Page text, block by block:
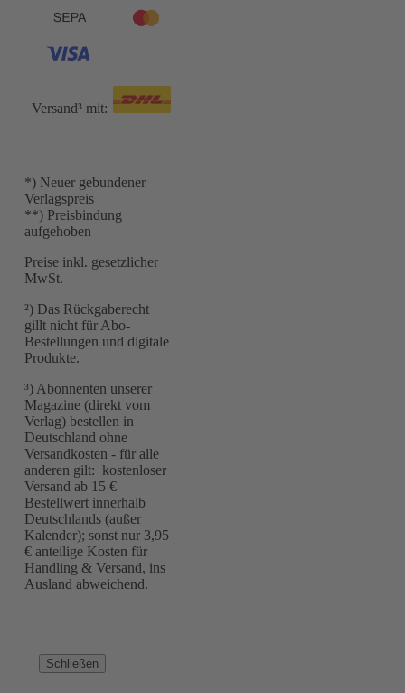
Versand³ mit:
*) Neuer gebundener
Verlagspreis
**) Preisbindung
aufgehoben
Preise inkl. gesetzlicher
MwSt.
²) Das Rückgaberecht
gillt nicht für Abo-
Bestellungen und digitale
Produkte.
³) Abonnenten unserer
Magazine (direkt vom
Verlag) bestellen in
Deutschland ohne
Versandkosten - für alle
anderen gilt: kostenloser
Versand ab 15 €
Bestellwert innerhalb
Deutschlands (außer
Kalender); sonst nur 3,95
€ anteilige Kosten für
Handling & Versand, ins
Ausland abweichend.
Schließen